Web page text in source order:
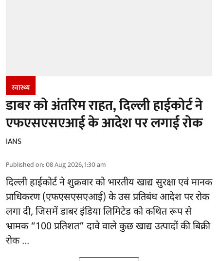
स्वास्थ्य
डाबर को अंतरिम राहत, दिल्ली हाईकोर्ट ने
एफएसएसएआई के आदेश पर लगाई रोक
IANS
Published on:08 Aug 2026, 1:30 am
दिल्ली हाईकोर्ट ने शुक्रवार को भारतीय खाद्य सुरक्षा एवं मानक
प्राधिकरण(एफएसएसएआई) के उस प्रतिबंध आदेश पर रोक
लगा दी, जिसमें डाबर इंडिया लिमिटेड को कथित रूप से
भ्रामक “100 प्रतिशत” दावे वाले कुछ खाद्य उत्पादों की बिक्री
रोक ...